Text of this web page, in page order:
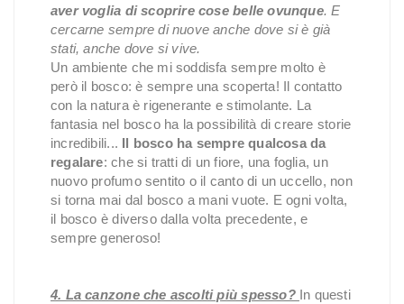
aver voglia di scoprire cose belle ovunque. E
cercarne sempre di nuove anche dove si è già
stati, anche dove si vive.
Un ambiente che mi soddisfa sempre molto è
però il bosco: è sempre una scoperta! Il contatto
con la natura è rigenerante e stimolante. La
fantasia nel bosco ha la possibilità di creare storie
incredibili... Il bosco ha sempre qualcosa da
regalare: che si tratti di un fiore, una foglia, un
nuovo profumo sentito o il canto di un uccello, non
si torna mai dal bosco a mani vuote. E ogni volta,
il bosco è diverso dalla volta precedente, e
sempre generoso!
4. La canzone che ascolti più spesso? In questi